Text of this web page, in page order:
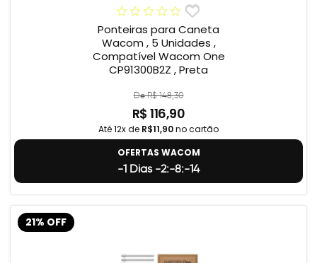
Ponteiras para Caneta
Wacom , 5 Unidades ,
Compatível Wacom One
CP91300B2Z , Preta
De R$ 148,30
R$ 116,90
Até 12x de R$11,90no cartão
OFERTAS WACOM
-1 Dias -2:-8:-15
21% OFF